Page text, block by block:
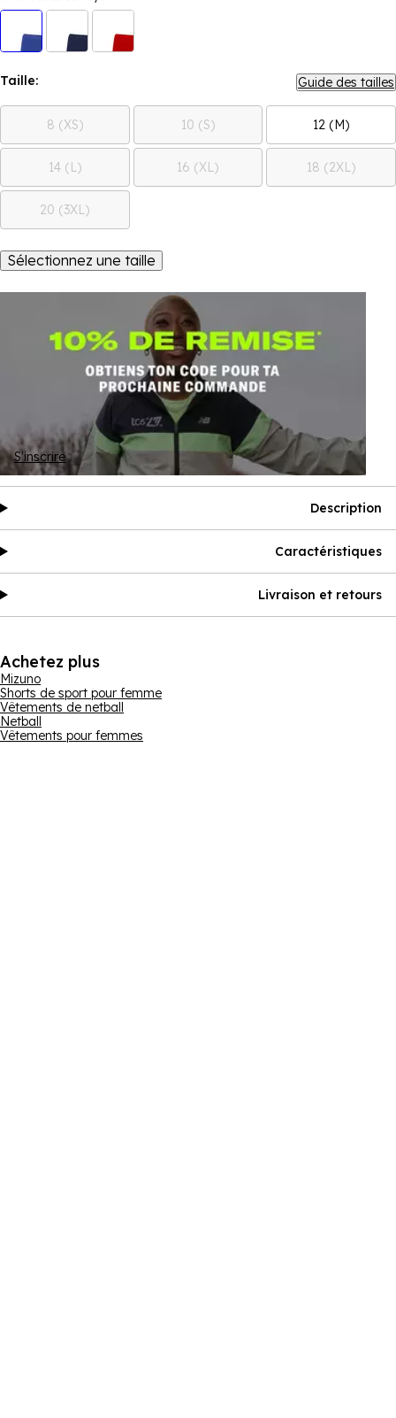
Taille: Guide des tailles
8 (XS) 10 (S) 12 (M)
14 (L) 16 (XL) 18 (2XL)
20 (3XL)
Sélectionnez une taille
S'inscrire
Description
Caractéristiques
Livraison et retours
Achetez plus
Mizuno
Shorts de sport pour femme
Vêtements de netball
Netball
Vêtements pour femmes